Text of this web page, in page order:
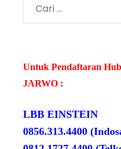
Cari
untuk:
Untuk Pendaftaran
JARWO :
LBB EINSTEIN
0856.313.4400